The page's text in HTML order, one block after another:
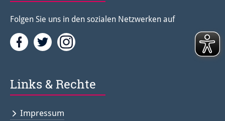
Folgen Sie uns in den sozialen Netzwerken auf
FacebookTwitter<
Links & Rechte
Impressum